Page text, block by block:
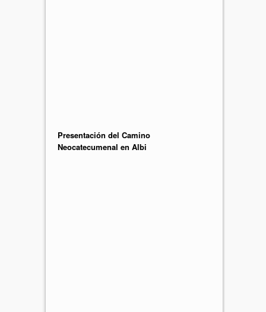
Presentación del Camino
Neocatecumenal en Albi